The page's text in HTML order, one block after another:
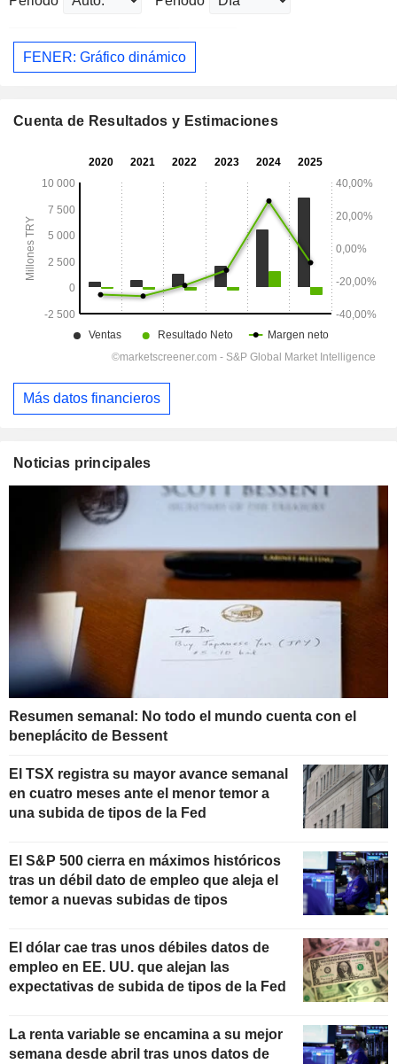
FENER: Gráfico dinámico
Cuenta de Resultados y Estimaciones
Más datos financieros
Noticias principales
Resumen semanal: No todo el mundo cuenta con el
beneplácito de Bessent
El TSX registra su mayor avance semanal
en cuatro meses ante el menor temor a
una subida de tipos de la Fed
El S&P 500 cierra en máximos históricos
tras un débil dato de empleo que aleja el
temor a nuevas subidas de tipos
El dólar cae tras unos débiles datos de
empleo en EE. UU. que alejan las
expectativas de subida de tipos de la Fed
La renta variable se encamina a su mejor
semana desde abril tras unos datos de